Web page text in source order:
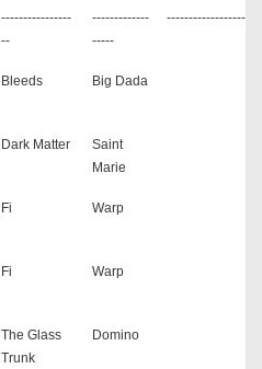
----------------
--
-------------
-----
------------------
Bleeds Big Dada
Dark Matter
Saint
Marie
Fi Warp
Fi Warp
The Glass
Trunk
Domino